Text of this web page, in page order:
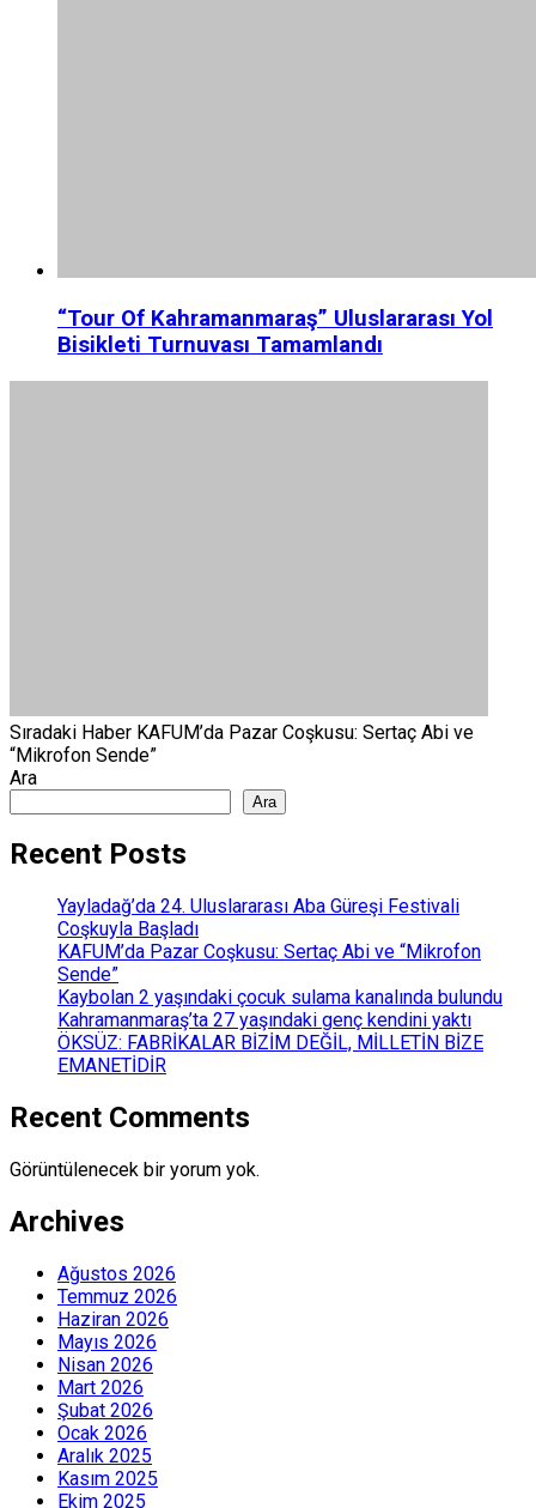
“Tour Of Kahramanmaraş” Uluslararası Yol
Bisikleti Turnuvası Tamamlandı
Sıradaki Haber KAFUM’da Pazar Coşkusu: Sertaç Abi ve
“Mikrofon Sende”
Ara
Ara
Recent Posts
Yayladağ’da 24. Uluslararası Aba Güreşi Festivali
Coşkuyla Başladı
KAFUM’da Pazar Coşkusu: Sertaç Abi ve “Mikrofon
Sende”
Kaybolan 2 yaşındaki çocuk sulama kanalında bulundu
Kahramanmaraş’ta 27 yaşındaki genç kendini yaktı
ÖKSÜZ: FABRİKALAR BİZİM DEĞİL, MİLLETİN BİZE
EMANETİDİR
Recent Comments
Görüntülenecek bir yorum yok.
Archives
Ağustos 2026
Temmuz 2026
Haziran 2026
Mayıs 2026
Nisan 2026
Mart 2026
Şubat 2026
Ocak 2026
Aralık 2025
Kasım 2025
Ekim 2025